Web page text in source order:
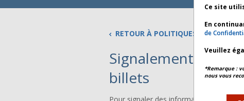
RETOUR À POLITIQUES
Signalement des
billets
Ce site
En
de
Veuillez
*Remarque :
nous vous